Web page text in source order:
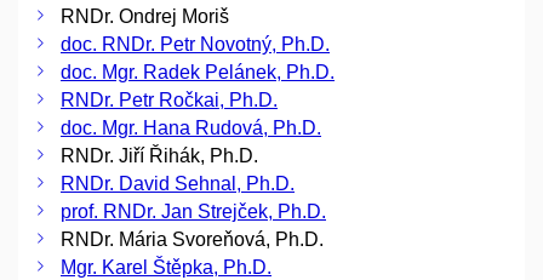
RNDr. Ondrej Moriš
doc. RNDr. Petr Novotný, Ph.D.
doc. Mgr. Radek Pelánek, Ph.D.
RNDr. Petr Ročkai, Ph.D.
doc. Mgr. Hana Rudová, Ph.D.
RNDr. Jiří Řihák, Ph.D.
RNDr. David Sehnal, Ph.D.
prof. RNDr. Jan Strejček, Ph.D.
RNDr. Mária Svoreňová, Ph.D.
Mgr. Karel Štěpka, Ph.D.